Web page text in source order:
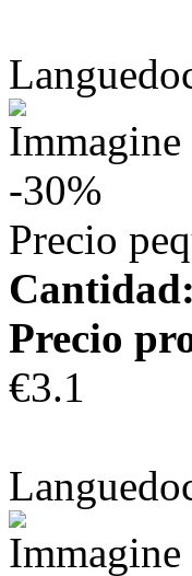
-30%
Precio
Cantidad:
Precio
€3.1